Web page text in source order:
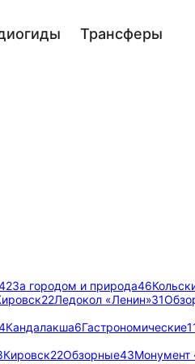
Трансферы
За городом и природа46
22Ледокол «Ленин»31
Кандалакша6Гастрономические
Кировск22Обзорные43Монумент